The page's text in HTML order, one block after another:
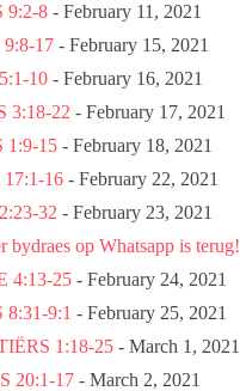
9:2-8 - February 11, 2021
17 - February 15, 2021
10 - February 16, 2021
3:18-22 - February 17, 2021
1:9-15 - February 18, 2021
16 - February 22, 2021
32 - February 23, 2021
bydraes op Whatsapp is terug!
4:13-25 - February 24, 2021
9:1 - February 25, 2021
1:18-25 - March 1, 2021
20:1-17 - March 2, 2021